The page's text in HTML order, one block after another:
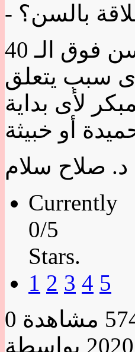
بالسن؟
لا ليس له علاقة بالسن ولكن إذا حدث في سن فوق الـ 40
سبب يتعلق
لأى بداية
د. صلاح سلام
Currently
0/5
Stars.
1 2 3 4 5